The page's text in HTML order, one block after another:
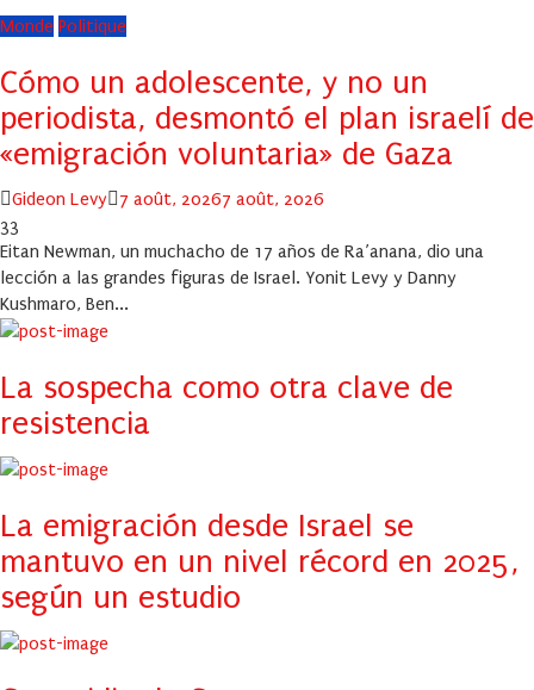
Monde Politique
Cómo un adolescente, y no un
periodista, desmontó el plan israelí de
«emigración voluntaria» de Gaza
Author
Gideon Levy
Posted
7 août, 20267 août, 2026
33
Eitan Newman, un muchacho de 17 años de Ra’anana, dio una
lección a las grandes figuras de Israel. Yonit Levy y Danny
Kushmaro, Ben...
La sospecha como otra clave de
resistencia
La emigración desde Israel se
mantuvo en un nivel récord en 2025,
según un estudio